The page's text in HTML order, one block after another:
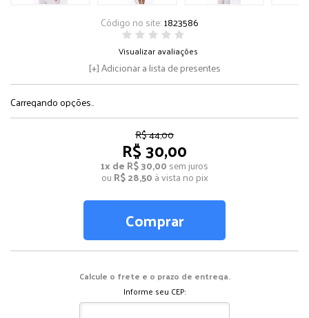
Código no site:1823586
Visualizar avaliações
Adicionar a lista de presentes
Carregando opções..
R$ 44,00
R$ 30,00
1x de R$ 30,00 sem juros
ou R$ 28,50 à vista no pix
Comprar
Calcule o frete e o prazo de entrega.
Informe seu CEP: